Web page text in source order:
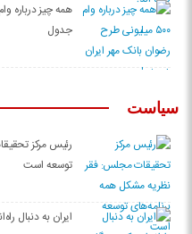
جدول
سیاست
رئیس مرکز
توسعه‌ است
ایران به دنبال